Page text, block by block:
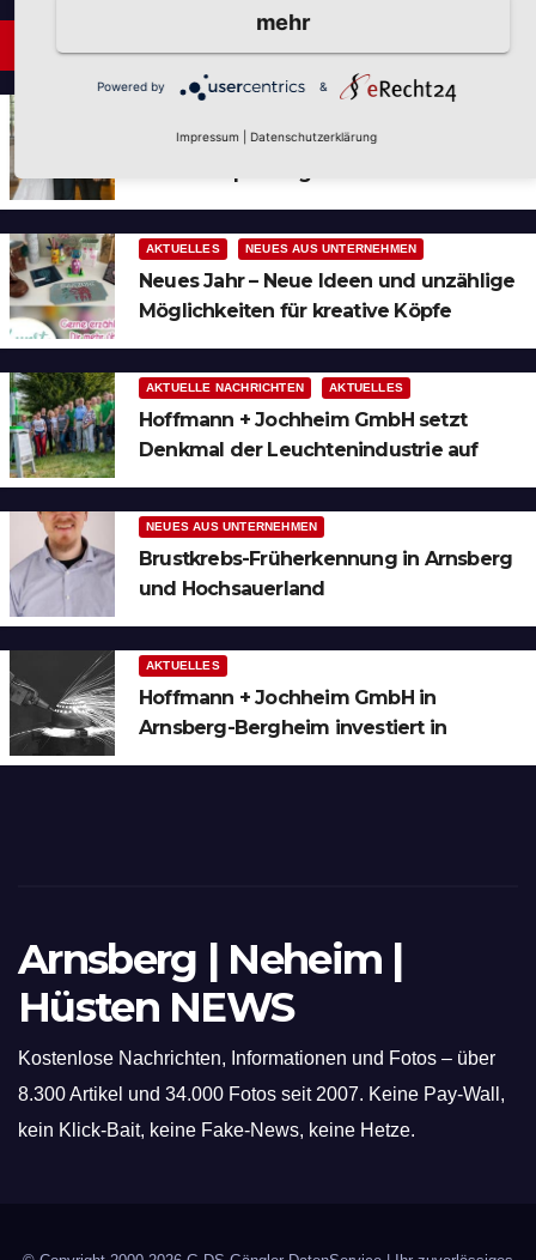
Neues aus Unternehmen
Tie the Day Weddings –
AKTUELLES NEUES AUS UNTERNEHMEN
Neues Jahr – Neue Ideen und unzählige
Möglichkeiten für kreative Köpfe
AKTUELLE NACHRICHTEN AKTUELLES
Hoffmann + Jochheim GmbH setzt
Denkmal der Leuchtenindustrie auf
NEUES AUS UNTERNEHMEN
Brustkrebs-Früherkennung in Arnsberg
und Hochsauerland
AKTUELLES
Hoffmann + Jochheim GmbH in
Arnsberg-Bergheim investiert in
Arnsberg | Neheim |
Hüsten NEWS
Kostenlose Nachrichten, Informationen und Fotos – über
8.300 Artikel und 34.000 Fotos seit 2007. Keine Pay-Wall,
kein Klick-Bait, keine Fake-News, keine Hetze.
mehr
Powered by &
Impressum Datenschutzerklärung